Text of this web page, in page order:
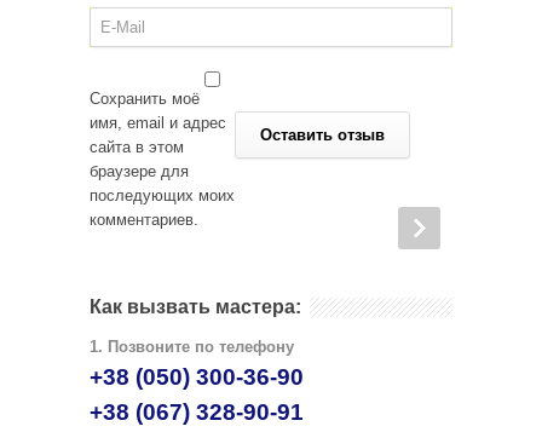
Сохранить моё
имя, email и адрес
сайта в этом
браузере для
последующих моих
комментариев.
Как вызвать мастера:
1. Позвоните по телефону
+38 (050) 300-36-90
+38 (067) 328-90-91